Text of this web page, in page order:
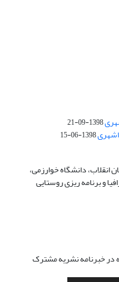
1398-09-21
1398-06-15
انقلاب، دانشگاه خوارزمی،
و برنامه ریزی روستایی
در خبرنامه نشریه مشترک